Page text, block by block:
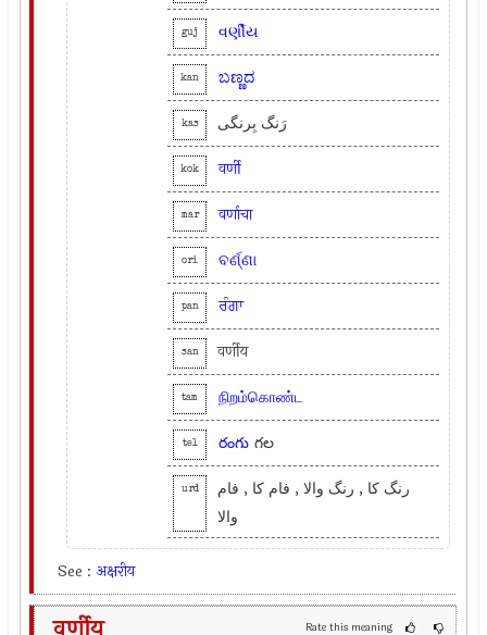
guj વર્ણીય
kan ಬಣ್ಣದ
kas رَنگ بِرنگی
kok वर्णी
mar वर्णाचा
ori ବର୍ଣ୍ଣା
pan ਰੰਗਾ
san वर्णीय
tam நிறம்கொண்ட
tel రంగు గల
urd
رنگ کا , رنگ والا , فام کا , فام
والا
See :अक्षरीय
Rate this meaning